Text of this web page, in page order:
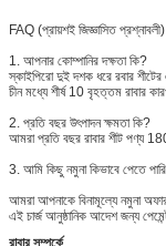
FAQ (প্রায়শই জিজ্ঞাসিত প্রশ্নাবলী)
1. আপনার কোম্পানির দক্ষতা কি?
স্কাইপিরো দুই দশক ধরে রবার
চীন মধ্যে শীর্ষ 10 বৃহত্তম রাবার
2. প্রতি বছর উৎপাদন ক্ষমতা কি?
আমরা প্রতি বছর রাবার শীট পণ্য
3. আমি কিছু নমুনা কিভাবে পেতে
আমরা আপনাকে বিনামূল্যে নমুনা
এই চার্জ আনুষ্ঠানিক আদেশ জন্য
রাবার সম্পর্কে